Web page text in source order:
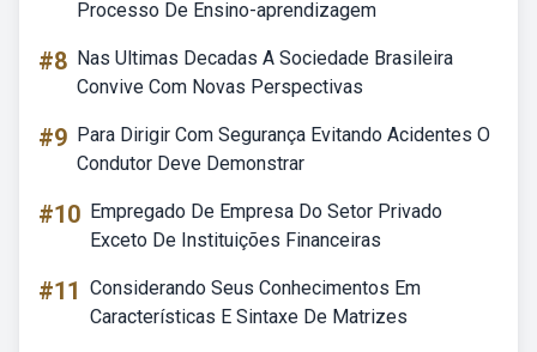
Processo De Ensino-aprendizagem
#8 Nas Ultimas Decadas A Sociedade Brasileira
Convive Com Novas Perspectivas
#9 Para Dirigir Com Segurança Evitando Acidentes O
Condutor Deve Demonstrar
#10 Empregado De Empresa Do Setor Privado
Exceto De Instituições Financeiras
#11 Considerando Seus Conhecimentos Em
Características E Sintaxe De Matrizes